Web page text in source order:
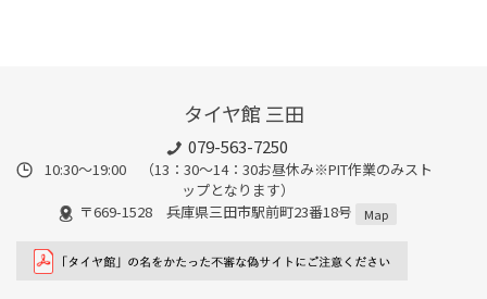
タイヤ館 三田
079-563-7250
10:30～19:00 （13：30～14：30お昼休み※PIT作業のみスト
ップとなります）
〒669-1528 兵庫県三田市駅前町23番18号
Map